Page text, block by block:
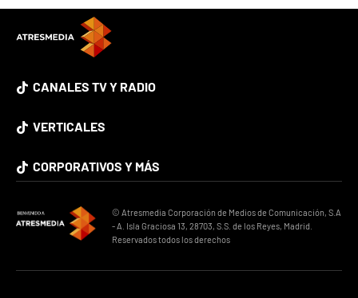
CANALES TV Y RADIO
VERTICALES
CORPORATIVOS Y MÁS
© Atresmedia Corporación de Medios de Comunicación, S.A
- A. Isla Graciosa 13, 28703, S.S. de los Reyes, Madrid.
Reservados todos los derechos